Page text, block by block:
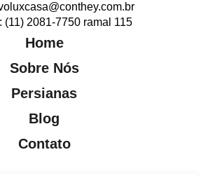
(11) 2081-7750 ramal 115
Home
Sobre Nós
Persianas
Blog
Contato